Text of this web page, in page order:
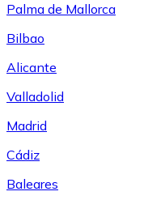
Palma de Mallorca
Bilbao
Alicante
Valladolid
Madrid
Cádiz
Baleares